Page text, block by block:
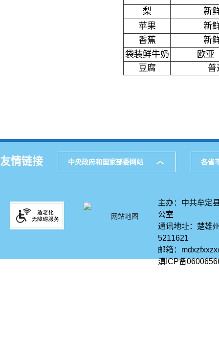
梨
新
苹果
新
香蕉
新
袋装鲜牛奶
欧亚
豆腐
普
友情链接 中央政府和国家部委网站 各省
网站地图
主办：中共牟定
公室
通讯地址：楚雄
5211621
邮箱：
滇ICP备